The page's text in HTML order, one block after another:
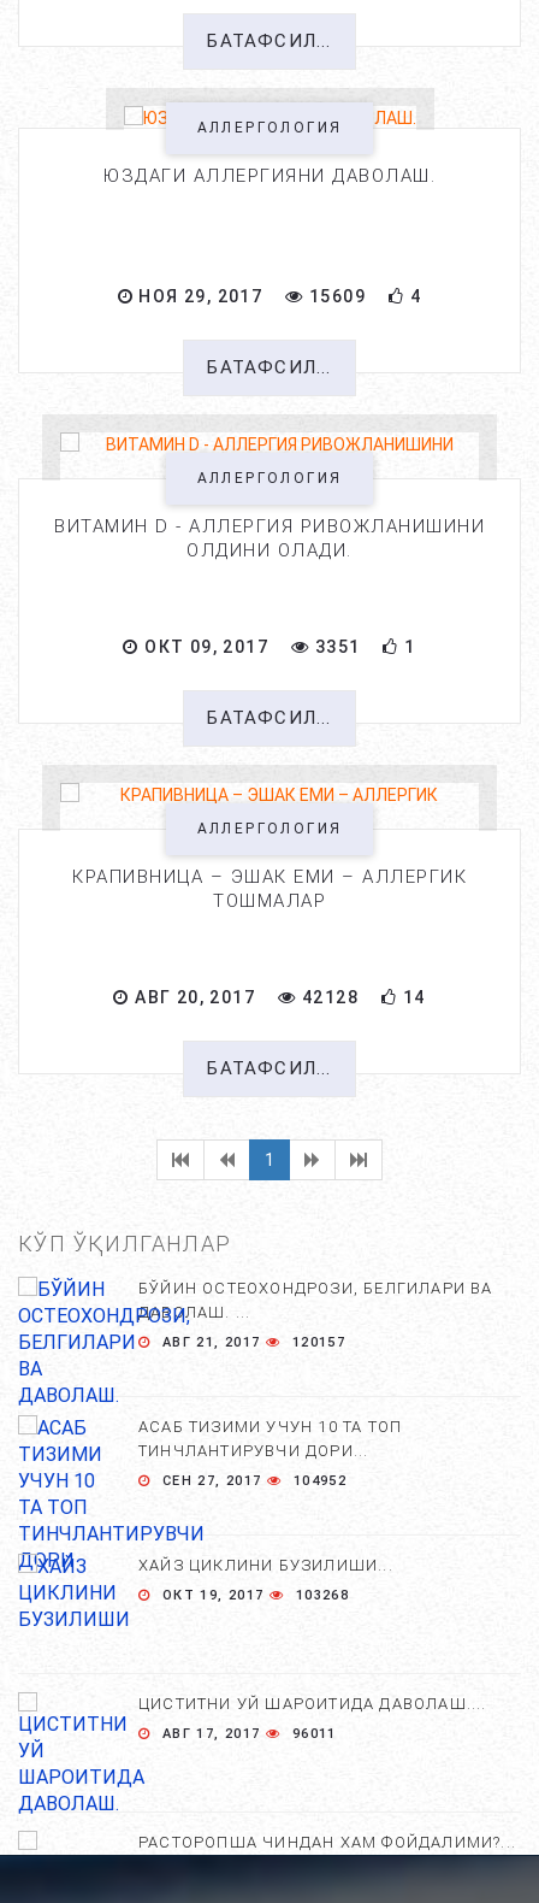
БАТАФСИЛ...
АЛЛЕРГОЛОГИЯ
ЮЗДАГИ АЛЛЕРГИЯНИ ДАВОЛАШ.
НОЯ 29, 2017 15609 4
БАТАФСИЛ...
АЛЛЕРГОЛОГИЯ
ВИТАМИН D - АЛЛЕРГИЯ РИВОЖЛАНИШИНИ
ОЛДИНИ ОЛАДИ.
ОКТ 09, 2017 3351 1
БАТАФСИЛ...
АЛЛЕРГОЛОГИЯ
КРАПИВНИЦА – ЭШАК ЕМИ – АЛЛЕРГИК
ТОШМАЛАР
АВГ 20, 2017 42128 14
БАТАФСИЛ...
1
КЎП ЎҚИЛГАНЛАР
БЎЙИН ОСТЕОХОНДРОЗИ, БЕЛГИЛАРИ ВА
ДАВОЛАШ. ...
АВГ 21, 2017 120157
АСАБ ТИЗИМИ УЧУН 10 ТА ТОП
ТИНЧЛАНТИРУВЧИ ДОРИ...
СЕН 27, 2017 104952
ХАЙЗ ЦИКЛИНИ БУЗИЛИШИ...
ОКТ 19, 2017 103268
ЦИСТИТНИ УЙ ШАРОИТИДА ДАВОЛАШ....
АВГ 17, 2017 96011
РАСТОРОПША ЧИНДАН ХАМ ФОЙДАЛИМИ?...